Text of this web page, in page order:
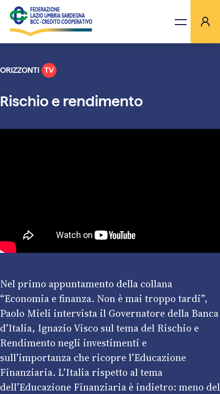
LA FEDERAZIONE
BANCHE
ORIZZONTI TV
Rischio e rendimento
Nel primo appuntamento della collana
“Economia e finanza. Non è mai troppo tardi”,
Paolo Mieli intervista il Governatore della Banca
d’Italia, Ignazio Visco sul tema del Rischio e
Rendimento negli investimenti e
sull’importanza che ricopre l’Educazione
Finanziaria. L’Italia rispetto al tema
dell’Educazione Finanziaria è indietro: meno del